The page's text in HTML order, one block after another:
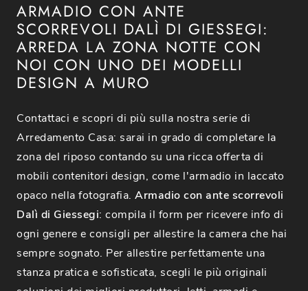
ARMADIO CON ANTE
SCORREVOLI DALÌ DI GIESSEGI:
ARREDA LA ZONA NOTTE CON
NOI CON UNO DEI MODELLI
DESIGN A MURO
Contattaci e scopri di più sulla nostra serie di
Arredamento Casa: sarai in grado di completare la
zona del riposo contando su una ricca offerta di
mobili contenitori design, come l'armadio in laccato
opaco nella fotografia. Armadio con ante scorrevoli
Dalì di Giessegi: compila il form per ricevere info di
ogni genere e consigli per allestire la camera che hai
sempre sognato. Per allestire perfettamente una
stanza pratica e sofisticata, scegli le più originali